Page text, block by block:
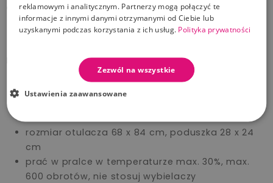
do wręczenia
Kilka cech zestawu dziecięcego:
rozmiar otulacza 68 x 84 cm, poduszka 28 x 24
cm
prać w pralce w temperaturze max. 30%, max.
600 obrotów, nie stosuj wybielaczy
reklamowym i analitycznym. Partnerzy mogą połączyć te
informacje z innymi danymi otrzymanymi od Ciebie lub
uzyskanymi podczas korzystania z ich usług. Polityka prywatności
Zezwól na wszystkie
Ustawienia zaawansowane